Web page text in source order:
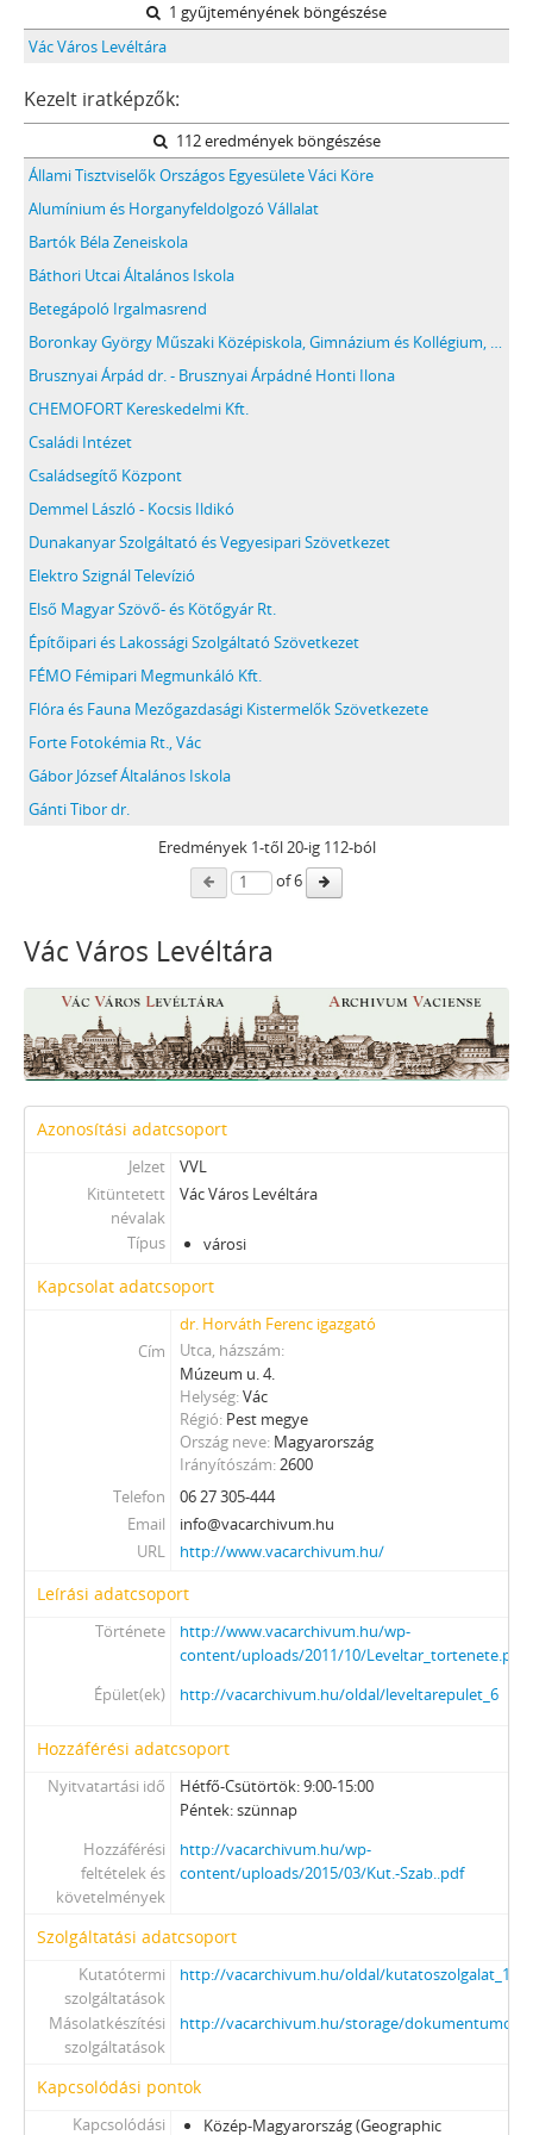
1 gyűjteményének böngészése
Vác Város Levéltára
Kezelt iratképzők:
112 eredmények böngészése
Állami Tisztviselők Országos Egyesülete Váci Köre
Alumínium és Horganyfeldolgozó Vállalat
Bartók Béla Zeneiskola
Báthori Utcai Általános Iskola
Betegápoló Irgalmasrend
Boronkay György Műszaki Középiskola, Gimnázium és Kollégium, Vác
Brusznyai Árpád dr. - Brusznyai Árpádné Honti Ilona
CHEMOFORT Kereskedelmi Kft.
Családi Intézet
Családsegítő Központ
Demmel László - Kocsis Ildikó
Dunakanyar Szolgáltató és Vegyesipari Szövetkezet
Elektro Szignál Televízió
Első Magyar Szövő- és Kötőgyár Rt.
Építőipari és Lakossági Szolgáltató Szövetkezet
FÉMO Fémipari Megmunkáló Kft.
Flóra és Fauna Mezőgazdasági Kistermelők Szövetkezete
Forte Fotokémia Rt., Vác
Gábor József Általános Iskola
Gánti Tibor dr.
Eredmények 1-től20-ig 112-ból
of 6
Vác Város Levéltára
Azonosítási adatcsoport
Jelzet
VVL
Kitüntetett
névalak
Vác Város Levéltára
Típus városi
Kapcsolat adatcsoport
dr. Horváth Ferenc igazgató
Cím
Utca, házszám
Múzeum u. 4.
Helység Vác
Régió Pest megye
Ország neve Magyarország
Irányítószám 2600
Telefon
06 27 305-444
Email
info@vacarchivum.hu
URL
http://www.vacarchivum.hu/
Leírási adatcsoport
Története
http://www.vacarchivum.hu/wp-
content/uploads/2011/10/Leveltar_tortenete.pdf
Épület(ek)
http://vacarchivum.hu/oldal/leveltarepulet_6
Hozzáférési adatcsoport
Nyitvatartási idő
Hétfő-Csütörtök: 9:00-15:00
Péntek: szünnap
Hozzáférési
feltételek és
követelmények
http://vacarchivum.hu/wp-
content/uploads/2015/03/Kut.-Szab..pdf
Szolgáltatási adatcsoport
Kutatótermi
szolgáltatások
http://vacarchivum.hu/oldal/kutatoszolgalat_17
Másolatkészítési
szolgáltatások
http://vacarchivum.hu/storage/dokumentumok/
Kapcsolódási pontok
Kapcsolódási Közép-Magyarország (Geographic